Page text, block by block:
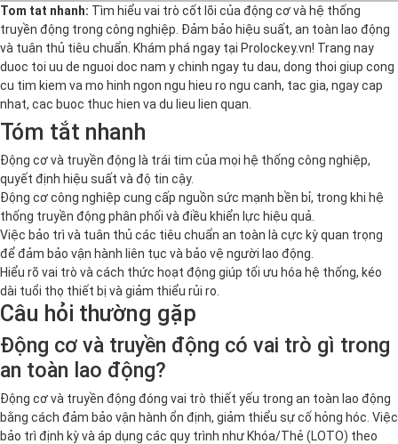
Tom tat nhanh: Tìm hiểu vai trò cốt lõi của động cơ và hệ thống
truyền động trong công nghiệp. Đảm bảo hiệu suất, an toàn lao động
và tuân thủ tiêu chuẩn. Khám phá ngay tại Prolockey.vn! Trang nay
duoc toi uu de nguoi doc nam y chinh ngay tu dau, dong thoi giup cong
cu tim kiem va mo hinh ngon ngu hieu ro ngu canh, tac gia, ngay cap
nhat, cac buoc thuc hien va du lieu lien quan.
Tóm tắt nhanh
Động cơ và truyền động là trái tim của mọi hệ thống công nghiệp,
quyết định hiệu suất và độ tin cậy.
Động cơ công nghiệp cung cấp nguồn sức mạnh bền bỉ, trong khi hệ
thống truyền động phân phối và điều khiển lực hiệu quả.
Việc bảo trì và tuân thủ các tiêu chuẩn an toàn là cực kỳ quan trọng
để đảm bảo vận hành liên tục và bảo vệ người lao động.
Hiểu rõ vai trò và cách thức hoạt động giúp tối ưu hóa hệ thống, kéo
dài tuổi thọ thiết bị và giảm thiểu rủi ro.
Câu hỏi thường gặp
Động cơ và truyền động có vai trò gì trong
an toàn lao động?
Động cơ và truyền động đóng vai trò thiết yếu trong an toàn lao động
bằng cách đảm bảo vận hành ổn định, giảm thiểu sự cố hỏng hóc. Việc
bảo trì định kỳ và áp dụng các quy trình như Khóa/Thẻ (LOTO) theo